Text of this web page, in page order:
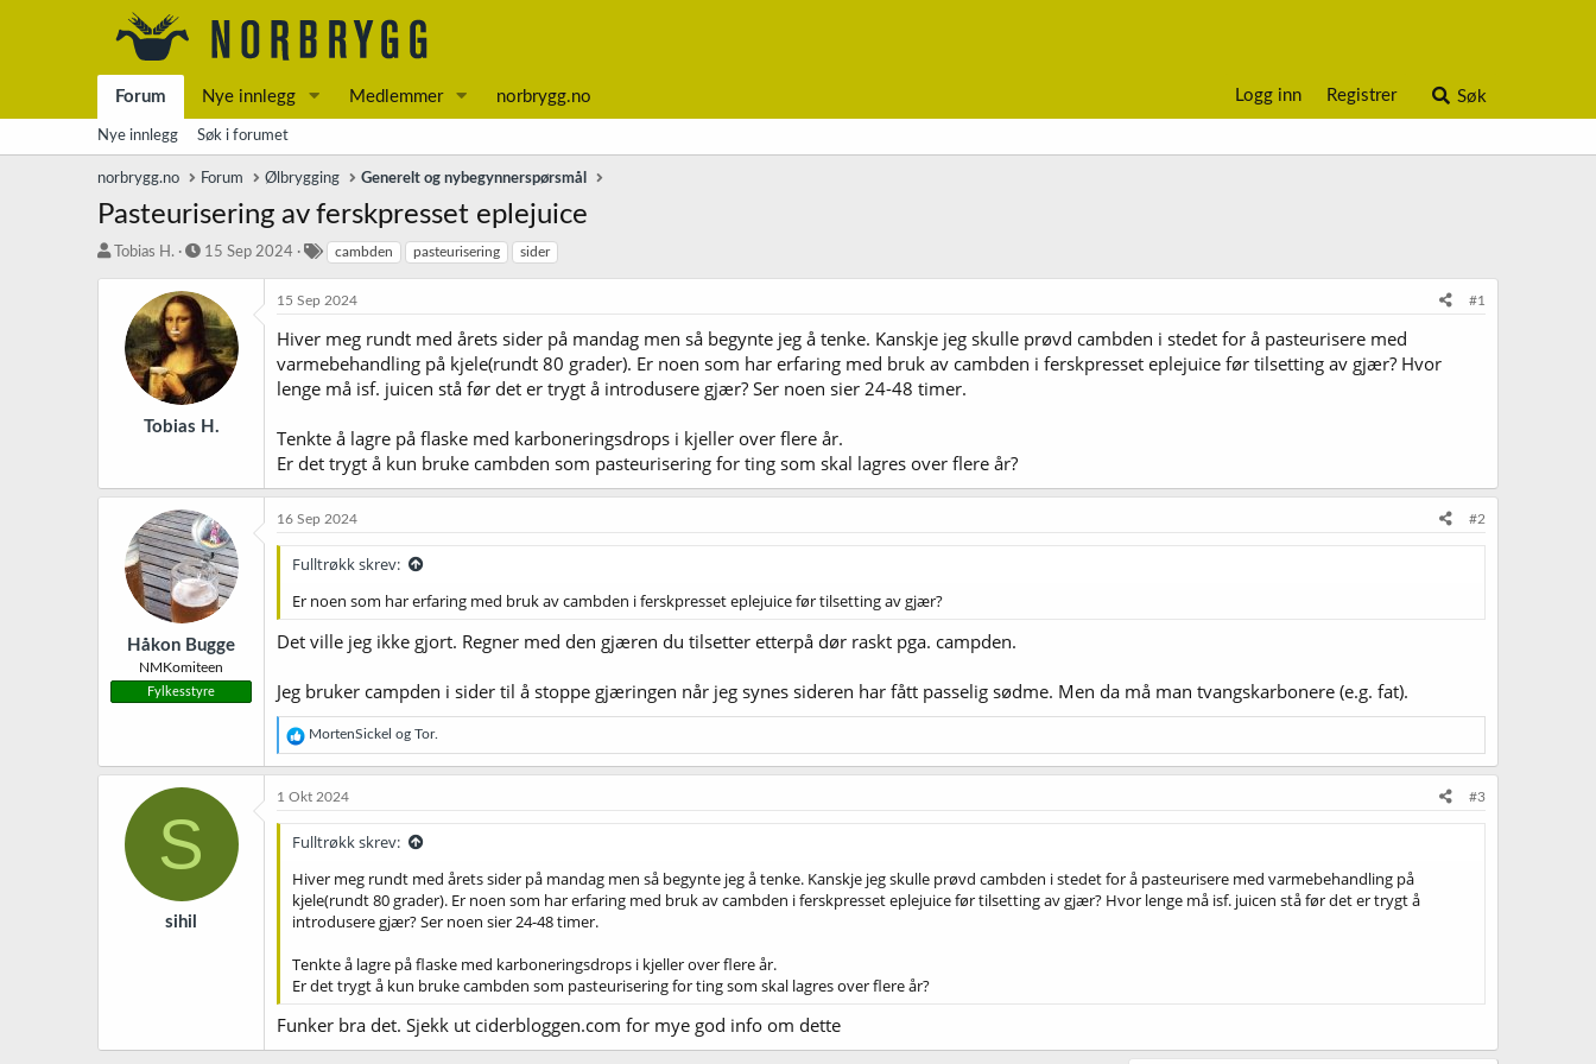
Forum Nye innlegg Medlemmer norbrygg.no Logg inn Registrer Søk
Nye innlegg Søk i forumet
norbrygg.no Forum Ølbrygging Generelt og nybegynnerspørsmål
Pasteurisering av ferskpresset eplejuice
TTobias H.
S
a
r
d
a
t
o
15 Sep 2024
i
k
o
d
cambden pasteurisering sider
Tobias H.
15 Sep 2024 #1
Hiver meg rundt med årets sider på mandag men så begynte jeg å tenke. Kanskje jeg skulle prøvd cambden i stedet for å pasteurisere med
varmebehandling på kjele(rundt 80 grader). Er noen som har erfaring med bruk av cambden i ferskpresset eplejuice før tilsetting av gjær? Hvor
lenge må isf. juicen stå før det er trygt å introdusere gjær? Ser noen sier 24-48 timer.
Tenkte å lagre på flaske med karboneringsdrops i kjeller over flere år.
Er det trygt å kun bruke cambden som pasteurisering for ting som skal lagres over flere år?
Håkon Bugge
NMKomiteen
Fylkesstyre
16 Sep 2024 #2
Fulltrøkk skrev:
Er noen som har erfaring med bruk av cambden i ferskpresset eplejuice før tilsetting av gjær?
Det ville jeg ikke gjort. Regner med den gjæren du tilsetter etterpå dør raskt pga. campden.
Jeg bruker campden i sider til å stoppe gjæringen når jeg synes sideren har fått passelig sødme. Men da må man tvangskarbonere (e.g. fat).
R
e
a
k
j
o
e
r
:
MortenSickel og Tor.
S
sihil
1 Okt 2024 #3
Fulltrøkk skrev:
Hiver meg rundt med årets sider på mandag men så begynte jeg å tenke. Kanskje jeg skulle prøvd cambden i stedet for å pasteurisere med varmebehandling på
kjele(rundt 80 grader). Er noen som har erfaring med bruk av cambden i ferskpresset eplejuice før tilsetting av gjær? Hvor lenge må isf. juicen stå før det er trygt å
introdusere gjær? Ser noen sier 24-48 timer.
Tenkte å lagre på flaske med karboneringsdrops i kjeller over flere år.
Er det trygt å kun bruke cambden som pasteurisering for ting som skal lagres over flere år?
Funker bra det. Sjekk ut ciderbloggen.com for mye god info om dette